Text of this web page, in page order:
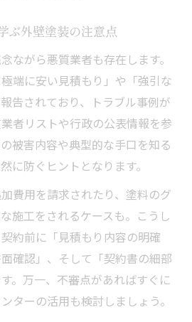
ぶ外壁塗装の注意点
ながら悪質業者も存在します。
端に安い見積もり」や「強引な
告されており、トラブル事例が
者リストや行政の公表情報を参
被害内容や典型的な手口を知る
に防ぐヒントとなります。
費用を請求されたり、塗料のグ
施工をされるケースも。こうし
約前に「見積もり内容の明確
確認」、そして「契約書の細部
。万一、不審点があればすぐに
ターの活用も検討しましょう。